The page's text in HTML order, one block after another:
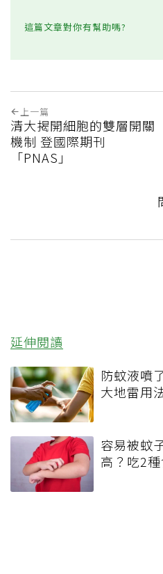
這篇文章對你有幫助嗎?
上一篇
清大揭開細胞的雙層開關
機制 登國際期刊
「PNAS」
延伸閱讀
防蚊液噴
大地雷用
容易被蚊
高？吃2